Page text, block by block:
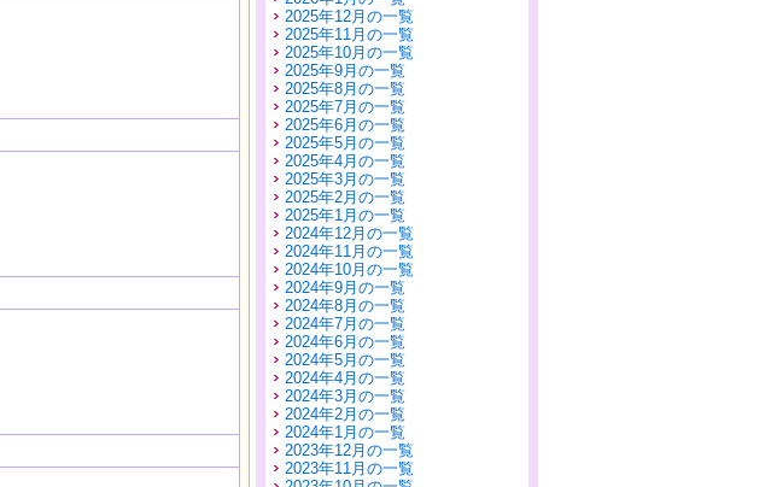
2025年12月の一覧
2025年11月の一覧
2025年10月の一覧
2025年9月の一覧
2025年8月の一覧
2025年7月の一覧
2025年6月の一覧
2025年5月の一覧
2025年4月の一覧
2025年3月の一覧
2025年2月の一覧
2025年1月の一覧
2024年12月の一覧
2024年11月の一覧
2024年10月の一覧
2024年9月の一覧
2024年8月の一覧
2024年7月の一覧
2024年6月の一覧
2024年5月の一覧
2024年4月の一覧
2024年3月の一覧
2024年2月の一覧
2024年1月の一覧
2023年12月の一覧
2023年11月の一覧